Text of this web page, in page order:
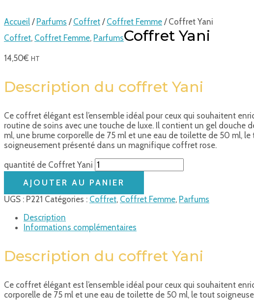
Accueil / Parfums / Coffret / Coffret Femme / Coffret Yani
Coffret, Coffret Femme, ParfumsCoffret Yani
14,50€ HT
Description du coffret Yani
Ce coffret élégant est l’ensemble idéal pour ceux qui souhaitent
routine de soins avec une touche de luxe. Il contient un gel douche
ml, une brume corporelle de 75 ml et une eau de toilette de 50 ml, le
soigneusement présenté dans un magnifique coffret rose.
quantité de Coffret Yani
AJOUTER AU PANIER
UGS : P221 Catégories : Coffret, Coffret Femme, Parfums
Description
Informations complémentaires
Description du coffret Yani
Ce coffret élégant est l’ensemble idéal pour ceux qui souhaitent
corporelle de 75 ml et une eau de toilette de 50 ml, le tout